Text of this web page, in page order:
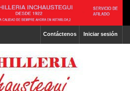
Iniciar sesión
Contáctenos